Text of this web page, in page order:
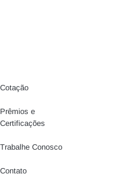
Cotação
Prêmios e
Certificações
Trabalhe Conosco
Contato